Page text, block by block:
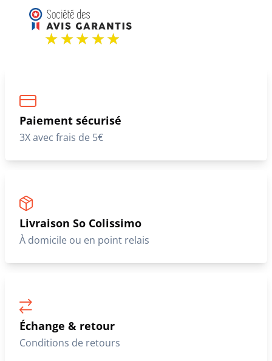
Paiement sécurisé
3X avec frais de 5€
Livraison So Colissimo
À domicile ou en point relais
Échange & retour
Conditions de retours